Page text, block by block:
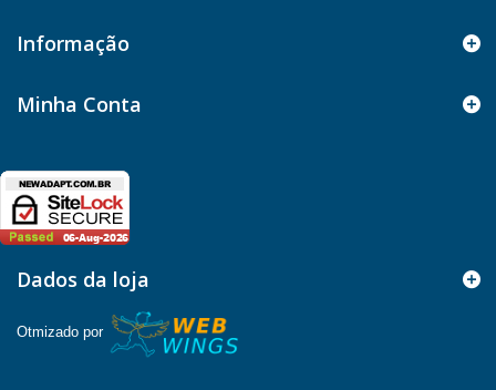
Informação
Minha Conta
Dados da loja
Otmizado por